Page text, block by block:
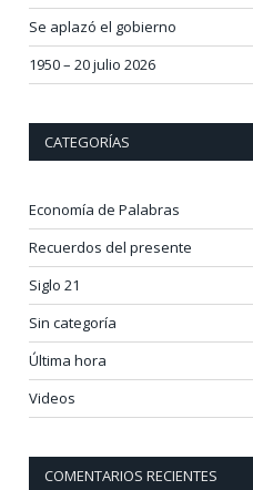
Se aplazó el gobierno
1950 – 20 julio 2026
CATEGORÍAS
Economía de Palabras
Recuerdos del presente
Siglo 21
Sin categoría
Última hora
Videos
COMENTARIOS RECIENTES